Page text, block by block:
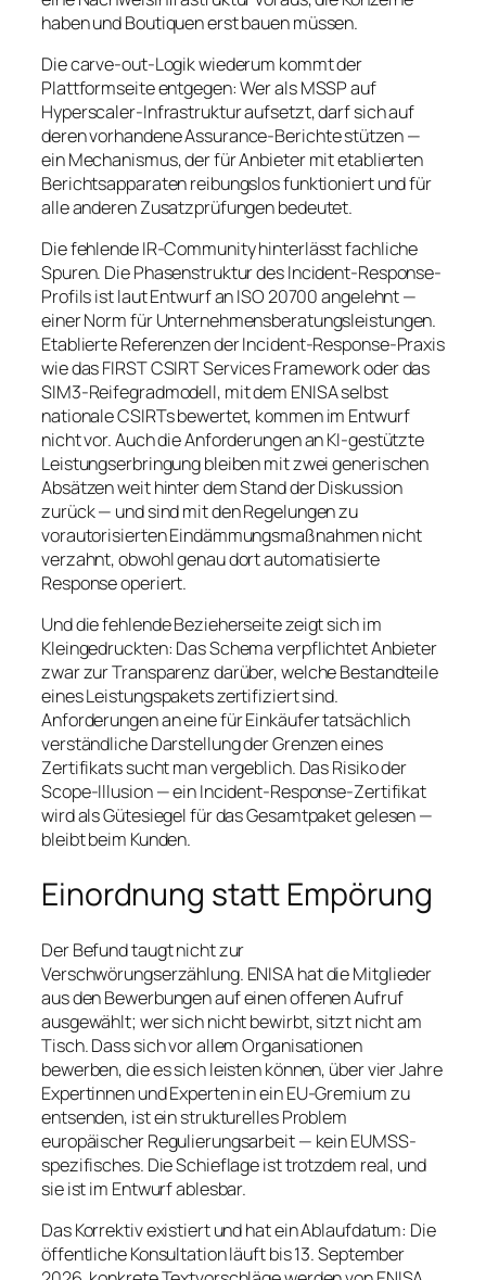
haben und Boutiquen erst bauen müssen.
Die carve-out-Logik wiederum kommt der
Plattformseite entgegen: Wer als MSSP auf
Hyperscaler-Infrastruktur aufsetzt, darf sich auf
deren vorhandene Assurance-Berichte stützen —
ein Mechanismus, der für Anbieter mit etablierten
Berichtsapparaten reibungslos funktioniert und für
alle anderen Zusatzprüfungen bedeutet.
Die fehlende IR-Community hinterlässt fachliche
Spuren. Die Phasenstruktur des Incident-Response-
Profils ist laut Entwurf an ISO 20700 angelehnt —
einer Norm für Unternehmensberatungsleistungen.
Etablierte Referenzen der Incident-Response-Praxis
wie das FIRST CSIRT Services Framework oder das
SIM3-Reifegradmodell, mit dem ENISA selbst
nationale CSIRTs bewertet, kommen im Entwurf
nicht vor. Auch die Anforderungen an KI-gestützte
Leistungserbringung bleiben mit zwei generischen
Absätzen weit hinter dem Stand der Diskussion
zurück — und sind mit den Regelungen zu
vorautorisierten Eindämmungsmaßnahmen nicht
verzahnt, obwohl genau dort automatisierte
Response operiert.
Und die fehlende Bezieherseite zeigt sich im
Kleingedruckten: Das Schema verpflichtet Anbieter
zwar zur Transparenz darüber, welche Bestandteile
eines Leistungspakets zertifiziert sind.
Anforderungen an eine für Einkäufer tatsächlich
verständliche Darstellung der Grenzen eines
Zertifikats sucht man vergeblich. Das Risiko der
Scope-Illusion — ein Incident-Response-Zertifikat
wird als Gütesiegel für das Gesamtpaket gelesen —
bleibt beim Kunden.
Einordnung statt Empörung
Der Befund taugt nicht zur
Verschwörungserzählung. ENISA hat die Mitglieder
aus den Bewerbungen auf einen offenen Aufruf
ausgewählt; wer sich nicht bewirbt, sitzt nicht am
Tisch. Dass sich vor allem Organisationen
bewerben, die es sich leisten können, über vier Jahre
Expertinnen und Experten in ein EU-Gremium zu
entsenden, ist ein strukturelles Problem
europäischer Regulierungsarbeit — kein EUMSS-
spezifisches. Die Schieflage ist trotzdem real, und
sie ist im Entwurf ablesbar.
Das Korrektiv existiert und hat ein Ablaufdatum: Die
öffentliche Konsultation läuft bis 13. September